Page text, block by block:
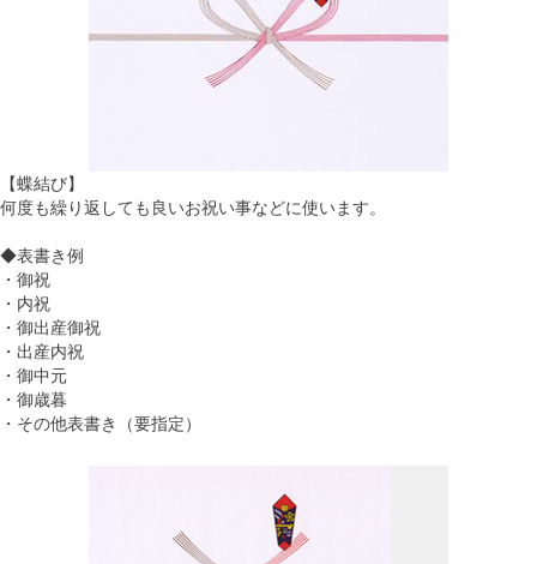
【蝶結び】
何度も繰り返しても良いお祝い事などに使います。
◆表書き例
・御祝
・内祝
・御出産御祝
・出産内祝
・御中元
・御歳暮
・その他表書き（要指定）